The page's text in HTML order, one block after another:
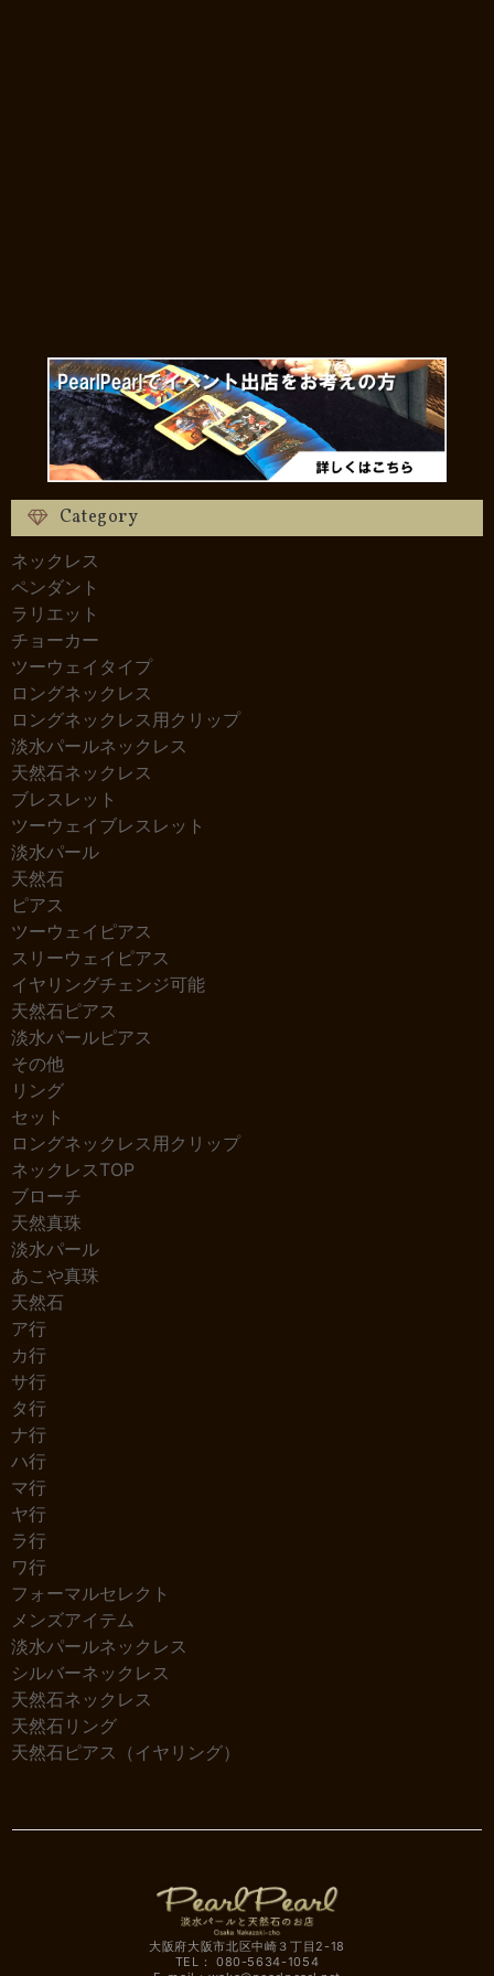
Category
ネックレス
ペンダント
ラリエット
チョーカー
ツーウェイタイプ
ロングネックレス
ロングネックレス用クリップ
淡水パールネックレス
天然石ネックレス
ブレスレット
ツーウェイブレスレット
淡水パール
天然石
ピアス
ツーウェイピアス
スリーウェイピアス
イヤリングチェンジ可能
天然石ピアス
淡水パールピアス
その他
リング
セット
ロングネックレス用クリップ
ネックレスTOP
ブローチ
天然真珠
淡水パール
あこや真珠
天然石
ア行
カ行
サ行
タ行
ナ行
ハ行
マ行
ヤ行
ラ行
ワ行
フォーマルセレクト
メンズアイテム
淡水パールネックレス
シルバーネックレス
天然石ネックレス
天然石リング
天然石ピアス（イヤリング）
大阪府大阪市北区中崎３丁目2-18
TEL： 080-5634-1054